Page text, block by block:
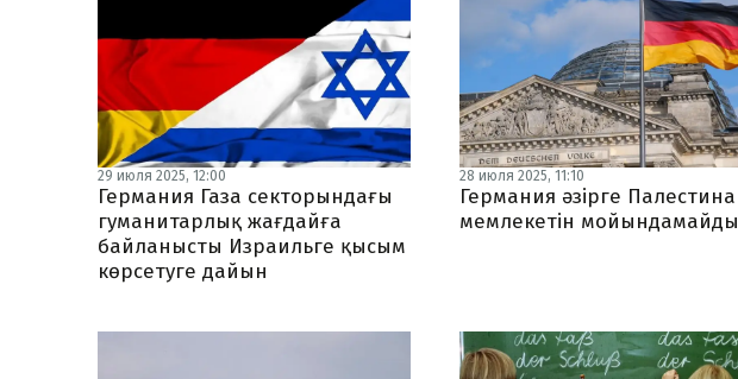
29 июля 2025, 12:00
Германия Газа секторындағы
гуманитарлық жағдайға
байланысты Израильге қысым
көрсетуге дайын
28 июля 2025, 11:10
Германия әзірге Палестина
мемлекетін мойындамайды